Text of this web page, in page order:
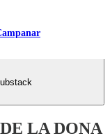
LA DONA